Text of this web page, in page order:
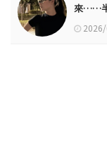
來……